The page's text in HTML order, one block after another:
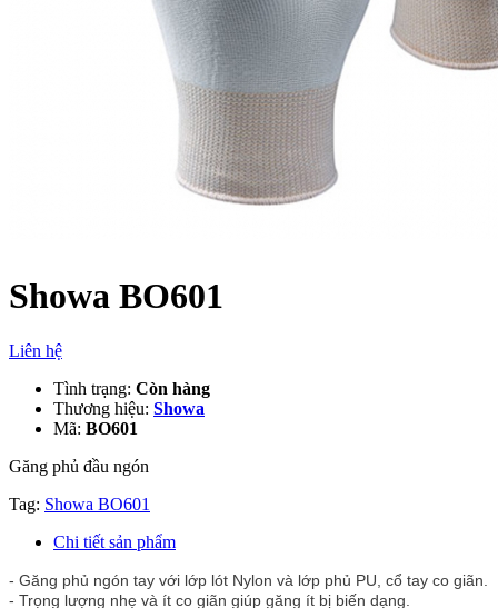
Showa BO601
Liên hệ
Tình trạng: Còn hàng
Thương hiệu: Showa
Mã: BO601
Găng phủ đầu ngón
Tag: Showa BO601
Chi tiết sản phẩm
- Găng phủ ngón tay với lớp lót Nylon và lớp phủ PU, cổ tay co giãn.
- Trọng lượng nhẹ và ít co giãn giúp găng ít bị biến dạng.